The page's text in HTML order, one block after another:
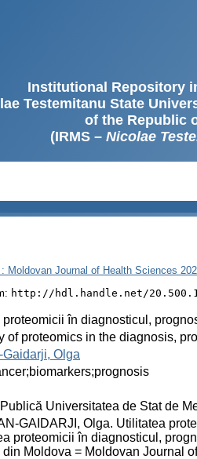
Institutional Repository
Testemitanu State
of the Republic
(IRMS – Nicolae
Moldovan Journal of Health Sciences
http://hdl.handle.net/
proteomicii în diagnosticul,
of proteomics in the diagnosis,
Gaidarji, Olga
Publică Universitatea de Stat de
GAIDARJI, Olga. Utilitatea
proteomicii în diagnosticul,
Moldova = Moldovan Journal